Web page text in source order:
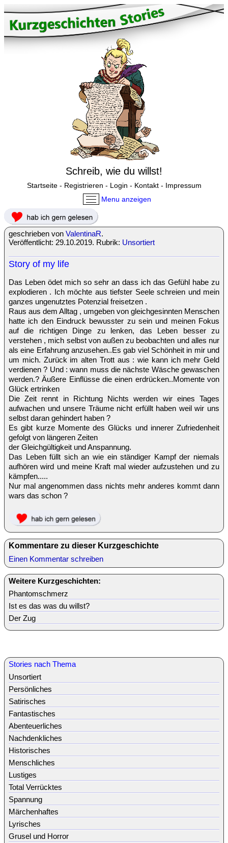
Schreib, wie du willst!
Startseite- Registrieren - Login - Kontakt- Impressum
Menu anzeigen
geschrieben von ValentinaR.
Veröffentlicht: 29.10.2019. Rubrik: Unsortiert
Story of my life
Das Leben ödet mich so sehr an dass ich das Gefühl habe zu
explodieren . Ich möchte aus tiefster Seele schreien und mein
ganzes ungenutztes Potenzial freisetzen .
Raus aus dem Alltag , umgeben von gleichgesinnten Menschen
hatte ich den Eindruck bewusster zu sein und meinen Fokus
auf die richtigen Dinge zu lenken, das Leben besser zu
verstehen , mich selbst von außen zu beobachten und alles nur
als eine Erfahrung anzusehen..Es gab viel Schönheit in mir und
um mich. Zurück im alten Trott aus : wie kann ich mehr Geld
verdienen ? Und : wann muss die nächste Wäsche gewaschen
werden.? Äußere Einflüsse die einen erdrücken..Momente von
Glück ertrinken
Die Zeit rennt in Richtung Nichts werden wir eines Tages
aufwachen und unsere Träume nicht erfüllt haben weil wir uns
selbst daran gehindert haben ?
Es gibt kurze Momente des Glücks und innerer Zufriedenheit
gefolgt von längeren Zeiten
der Gleichgültigkeit und Anspannung.
Das Leben füllt sich an wie ein ständiger Kampf der niemals
aufhören wird und meine Kraft mal wieder aufzustehen und zu
kämpfen.....
Nur mal angenommen dass nichts mehr anderes kommt dann
wars das schon ?
Kommentare zu dieser Kurzgeschichte
Einen Kommentar schreiben
Weitere Kurzgeschichten:
Phantomschmerz
Ist es das was du willst?
Der Zug
Stories nach Thema
Unsortiert
Persönliches
Satirisches
Fantastisches
Abenteuerliches
Nachdenkliches
Historisches
Menschliches
Lustiges
Total Verrücktes
Spannung
Märchenhaftes
Lyrisches
Grusel und Horror